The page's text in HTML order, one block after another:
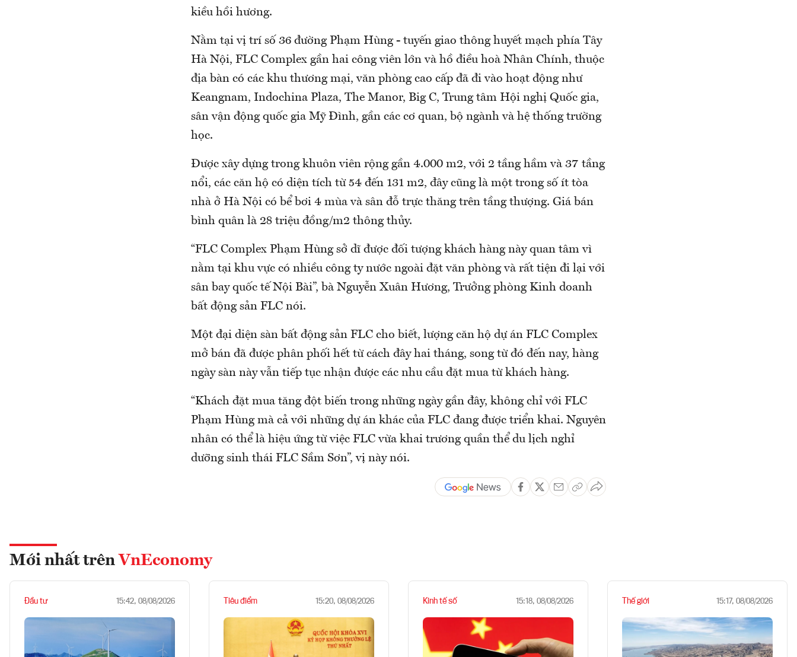
kiều hồi hương.
Nằm tại vị trí số 36 đường Phạm Hùng - tuyến giao thông huyết mạch phía Tây
Hà Nội, FLC Complex gần hai công viên lớn và hồ điều hoà Nhân Chính, thuộc
địa bàn có các khu thương mại, văn phòng cao cấp đã đi vào hoạt động như
Keangnam, Indochina Plaza, The Manor, Big C, Trung tâm Hội nghị Quốc gia,
sân vận động quốc gia Mỹ Đình, gần các cơ quan, bộ ngành và hệ thống trường
học.
Được xây dựng trong khuôn viên rộng gần 4.000 m2, với 2 tầng hầm và 37 tầng
nổi, các căn hộ có diện tích từ 54 đến 131 m2, đây cũng là một trong số ít tòa
nhà ở Hà Nội có bể bơi 4 mùa và sân đỗ trực thăng trên tầng thượng. Giá bán
bình quân là 28 triệu đồng/m2 thông thủy.
“FLC Complex Phạm Hùng sở dĩ được đối tượng khách hàng này quan tâm vì
nằm tại khu vực có nhiều công ty nước ngoài đặt văn phòng và rất tiện đi lại với
sân bay quốc tế Nội Bài”, bà Nguyễn Xuân Hương, Trưởng phòng Kinh doanh
bất động sản FLC nói.
Một đại diện sàn bất động sản FLC cho biết, lượng căn hộ dự án FLC Complex
mở bán đã được phân phối hết từ cách đây hai tháng, song từ đó đến nay, hàng
ngày sàn này vẫn tiếp tục nhận được các nhu cầu đặt mua từ khách hàng.
“Khách đặt mua tăng đột biến trong những ngày gần đây, không chỉ với FLC
Phạm Hùng mà cả với những dự án khác của FLC đang được triển khai. Nguyên
nhân có thể là hiệu ứng từ việc FLC vừa khai trương quần thể du lịch nghỉ
dưỡng sinh thái FLC Sầm Sơn”, vị này nói.
Mới nhất trên VnEconomy
Đầu tư 15:42, 08/08/2026 Tiêu điểm 15:20, 08/08/2026 Kinh tế số 15:18, 08/08/2026 Thế giới 15:17, 08/08/2026